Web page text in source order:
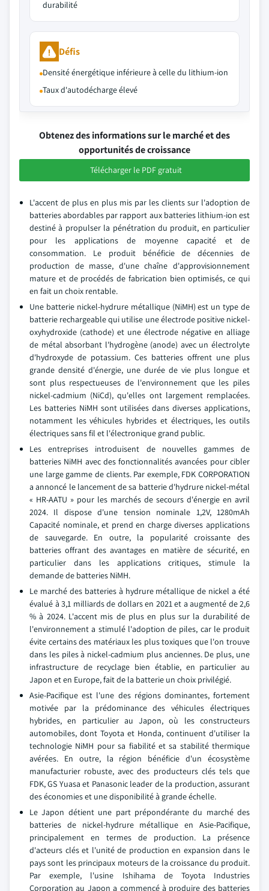
durabilité
Défis
Densité énergétique inférieure à celle du lithium-ion
Taux d'autodécharge élevé
Obtenez des informations sur le marché et des
opportunités de croissance
Télécharger le PDF gratuit
L'accent de plus en plus mis par les clients sur l'adoption de
batteries abordables par rapport aux batteries lithium-ion est
destiné à propulser la pénétration du produit, en particulier
pour les applications de moyenne capacité et de
consommation. Le produit bénéficie de décennies de
production de masse, d'une chaîne d'approvisionnement
mature et de procédés de fabrication bien optimisés, ce qui
en fait un choix rentable.
Une batterie nickel-hydrure métallique (NiMH) est un type de
batterie rechargeable qui utilise une électrode positive nickel-
oxyhydroxide (cathode) et une électrode négative en alliage
de métal absorbant l'hydrogène (anode) avec un électrolyte
d'hydroxyde de potassium. Ces batteries offrent une plus
grande densité d'énergie, une durée de vie plus longue et
sont plus respectueuses de l'environnement que les piles
nickel-cadmium (NiCd), qu'elles ont largement remplacées.
Les batteries NiMH sont utilisées dans diverses applications,
notamment les véhicules hybrides et électriques, les outils
électriques sans fil et l'électronique grand public.
Les entreprises introduisent de nouvelles gammes de
batteries NiMH avec des fonctionnalités avancées pour cibler
une large gamme de clients. Par exemple, FDK CORPORATION
a annoncé le lancement de sa batterie d'hydrure nickel-métal
« HR-AATU » pour les marchés de secours d'énergie en avril
2024. Il dispose d'une tension nominale 1,2V, 1280mAh
Capacité nominale, et prend en charge diverses applications
de sauvegarde. En outre, la popularité croissante des
batteries offrant des avantages en matière de sécurité, en
particulier dans les applications critiques, stimule la
demande de batteries NiMH.
Le marché des batteries à hydrure métallique de nickel a été
évalué à 3,1 milliards de dollars en 2021 et a augmenté de 2,6
% à 2024. L'accent mis de plus en plus sur la durabilité de
l'environnement a stimulé l'adoption de piles, car le produit
évite certains des matériaux les plus toxiques que l'on trouve
dans les piles à nickel-cadmium plus anciennes. De plus, une
infrastructure de recyclage bien établie, en particulier au
Japon et en Europe, fait de la batterie un choix privilégié.
Asie-Pacifique est l'une des régions dominantes, fortement
motivée par la prédominance des véhicules électriques
hybrides, en particulier au Japon, où les constructeurs
automobiles, dont Toyota et Honda, continuent d'utiliser la
technologie NiMH pour sa fiabilité et sa stabilité thermique
avérées. En outre, la région bénéficie d'un écosystème
manufacturier robuste, avec des producteurs clés tels que
FDK, GS Yuasa et Panasonic leader de la production, assurant
des économies et une disponibilité à grande échelle.
Le Japon détient une part prépondérante du marché des
batteries de nickel-hydrure métallique en Asie-Pacifique,
principalement en termes de production. La présence
d'acteurs clés et l'unité de production en expansion dans le
pays sont les principaux moteurs de la croissance du produit.
Par exemple, l'usine Ishihama de Toyota Industries
Corporation au Japon a commencé à produire des batteries